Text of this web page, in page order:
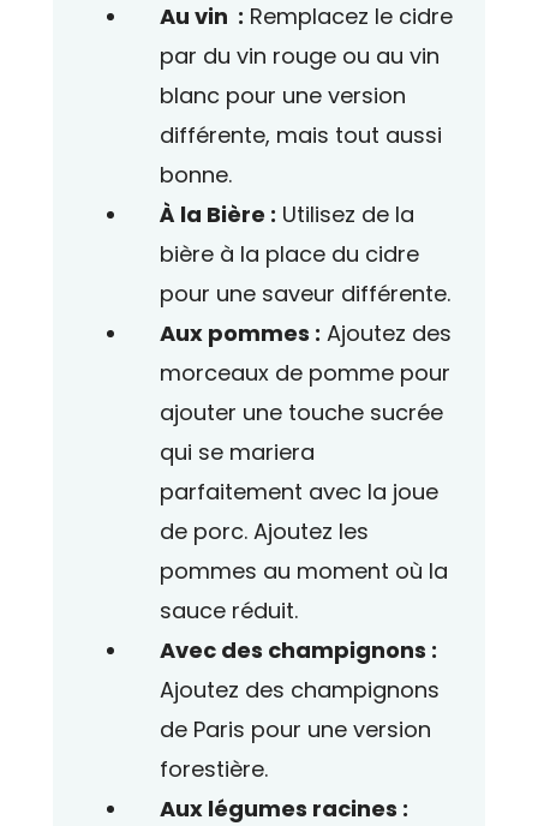
Au vin : Remplacez le cidre
par du vin rouge ou au vin
blanc pour une version
différente, mais tout aussi
bonne.
À la Bière : Utilisez de la
bière à la place du cidre
pour une saveur différente.
Aux pommes : Ajoutez des
morceaux de pomme pour
ajouter une touche sucrée
qui se mariera
parfaitement avec la joue
de porc. Ajoutez les
pommes au moment où la
sauce réduit.
Avec des champignons :
Ajoutez des champignons
de Paris pour une version
forestière.
Aux légumes racines :